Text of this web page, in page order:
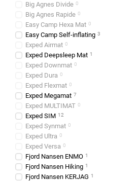
Big Agnes Divide 0
Big Agnes Rapide 0
Easy Camp Hexa Mat 0
Easy Camp Self-inflating 3
Exped Airmat 0
Exped Deepsleep Mat 1
Exped Downmat 0
Exped Dura 0
Exped Flexmat 0
Exped Megamat 7
Exped MULTIMAT 0
Exped SIM 12
Exped Synmat 0
Exped Ultra 0
Exped Versa 0
Fjord Nansen ENMO 1
Fjord Nansen Hiking 1
Fjord Nansen KERJAG 1